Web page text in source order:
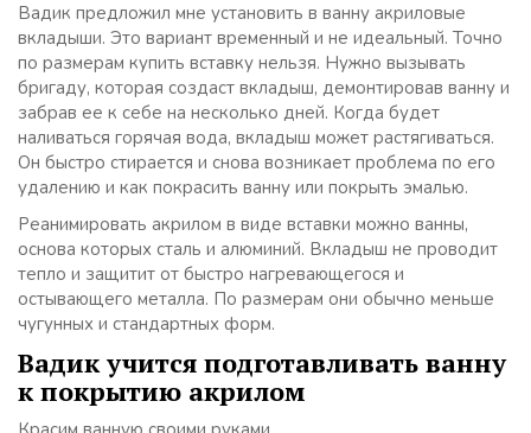
Вадик предложил мне установить в ванну акриловые
вкладыши. Это вариант временный и не идеальный. Точно
по размерам купить вставку нельзя. Нужно вызывать
бригаду, которая создаст вкладыш, демонтировав ванну и
забрав ее к себе на несколько дней. Когда будет
наливаться горячая вода, вкладыш может растягиваться.
Он быстро стирается и снова возникает проблема по его
удалению и как покрасить ванну или покрыть эмалью.
Реанимировать акрилом в виде вставки можно ванны,
основа которых сталь и алюминий. Вкладыш не проводит
тепло и защитит от быстро нагревающегося и
остывающего металла. По размерам они обычно меньше
чугунных и стандартных форм.
Вадик учится подготавливать ванну
к покрытию акрилом